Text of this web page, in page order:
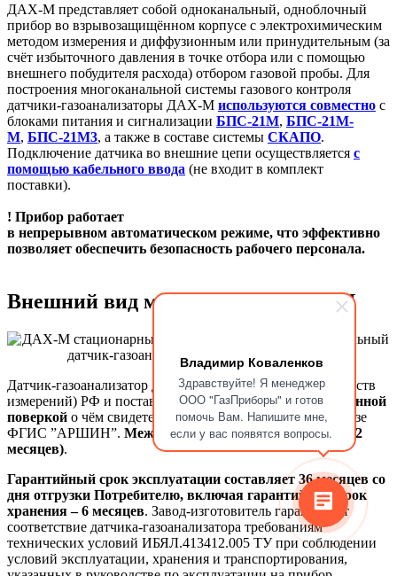
Владимир Коваленков
Здравствуйте! Я менеджер
ООО "ГазПриборы" и готов
помочь Вам. Напишите мне,
если у вас появятся вопросы.
ДАХ-М представляет собой одноканальный, одноблочный
прибор во взрывозащищённом корпусе с электрохимическим
методом измерения и диффузионным или принудительным (за
счёт избыточного давления в точке отбора или с помощью
внешнего побудителя расхода) отбором газовой пробы. Для
построения многоканальной системы газового контроля
датчики-газоанализаторы ДАХ-М используются совместно с
блоками питания и сигнализации БПС-21М, БПС-21М-
М, БПС-21М3, а также в составе системы СКАПО.
Подключение датчика во внешние цепи осуществляется с
помощью кабельного ввода (не входит в комплект
поставки).
! Прибор работает
в непрерывном автоматическом режиме, что эффективно
позволяет обеспечить безопасность рабочего персонала.
Внешний вид модификаций ДАХ-М
Датчик-газоанализатор ДАХ-М внесён в реестр СИ (средств
измерений) РФ и поставляетсяс первичной государственной
поверкой о чём свидетельствует электронная запись в базе
ФГИС ”АРШИН”. Межповерочный интервал - 1 год (12
месяцев).
Гарантийный срок эксплуатации составляет 36 месяцев со
дня отгрузки Потребителю, включая гарантийный срок
хранения – 6 месяцев. Завод-изготовитель гарантирует
соответствие датчика-газоанализатора требованиям
технических условий ИБЯЛ.413412.005 ТУ при соблюдении
условий эксплуатации, хранения и транспортирования,